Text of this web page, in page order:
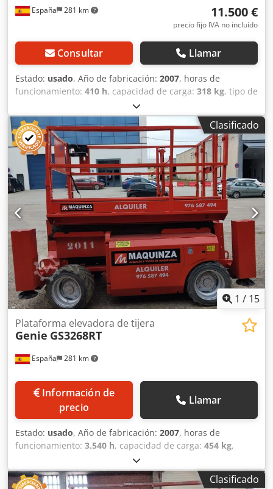
España 281 km 11.500 €
precio fijo IVA no incluído
Consultar Llamar
Estado: usado, Año de fabricación: 2007, horas de
funcionamiento: 410 h, capacidad de carga: 318 kg, tipo de
, color:azul
cm Ubicación: Bilbao (Vizcaya) La Tijera Eléctrica Genie
GS3246 es la solución perfecta. Esta plataforma elevadora
eléctrica es ideal para trabajos en interiores y exteriores,
gracias a su propulsión y elevación eléctricas. Dcsdpfxozl
N Uxj Afvok CE
Clasificado
1 / 15
España 281 km
Plataforma elevadora de tijera
Genie GS3268RT
Información de
precio
Llamar
Estado: usado, Año de fabricación: 2007, horas de
funcionamiento: 3.540 h, capacidad de carga: 454 kg,
capacidad del depósito de combustible:
4.012 kg PBV: 4.466 kg Dimensiones (lxanxal): 251 x 173 x
183 cm Altura de trabajo: 1.200 cm Ubicación: Zaragoza
Clasificado